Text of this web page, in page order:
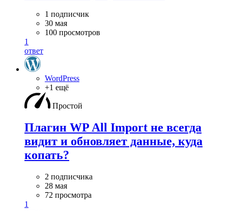
1 подписчик
30 мая
100 просмотров
1
ответ
WordPress
+1 ещё
Простой
Плагин WP All Import не всегда
видит и обновляет данные, куда
копать?
2 подписчика
28 мая
72 просмотра
1